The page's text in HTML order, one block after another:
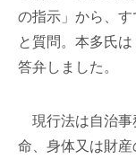
の指示」から、
と質問。本多氏
答弁しました。
現行法は自治事
命、身体又は財